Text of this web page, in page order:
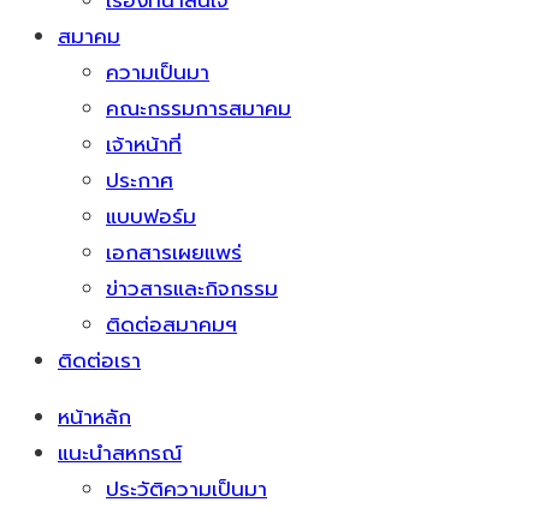
สมาคม
ความเป็นมา
คณะกรรมการสมาคม
เจ้าหน้าที่
ประกาศ
แบบฟอร์ม
เอกสารเผยแพร่
ข่าวสารและกิจกรรม
ติดต่อสมาคมฯ
ติดต่อเรา
หน้าหลัก
แนะนำสหกรณ์
ประวัติความเป็นมา